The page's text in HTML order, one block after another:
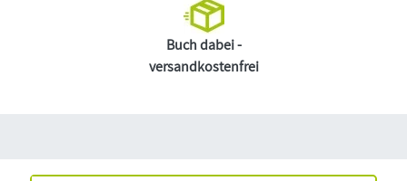
Buch dabei -
versandkostenfrei